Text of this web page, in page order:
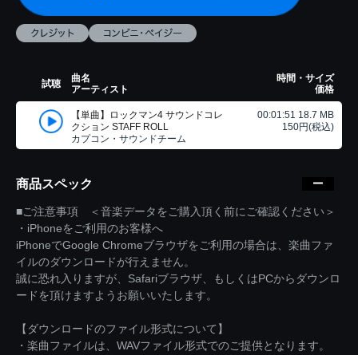
試聴
曲名
アーティスト
時間・サイズ
価格
【単曲】ロックマン4 サウンドコレ
クション STAFF ROLL
カプコン・サウンドチーム
00:01:51 18.7 MB
150円(税込)
商品スペック
■ご注意事項 ＜音楽データをご購入頂く前にご確認ください＞
・iPhoneをご利用のお客様へ
iPhoneでGoogle Chromeブラウザをご利用の場合は、楽曲ファ
イルのダウンロードが行えません。
誠に恐れ入りますが、Safariブラウザ、もしくはPCからダウンロ
ードを頂けますようお願いいたします。
【ダウンロードのファイル形式について】
・楽曲ファイルは、WAVファイル形式でのご提供となります。